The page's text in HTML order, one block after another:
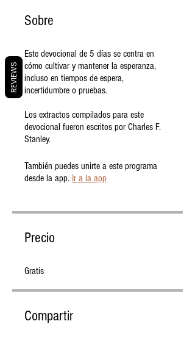
Sobre
Este devocional de 5 días se centra en
cómo cultivar y mantener la esperanza,
incluso en tiempos de espera,
incertidumbre o pruebas.
Los extractos compilados para este
devocional fueron escritos por Charles F.
Stanley.
También puedes unirte a este programa
desde la app. Ir a la app
Precio
Gratis
Compartir
REVIEWS